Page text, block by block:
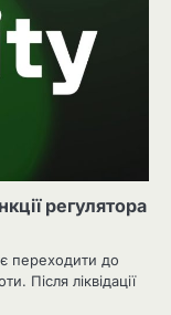
регулятора
переходити до
Після ліквідації